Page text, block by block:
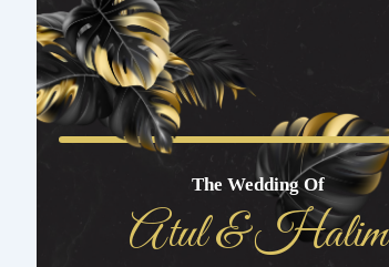
The Wedding Of
Atul & Halim